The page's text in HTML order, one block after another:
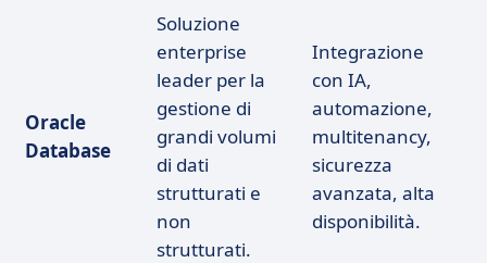
Oracle
Database
Soluzione
enterprise
leader per la
gestione di
grandi volumi
di dati
strutturati e
non
strutturati.
Integrazione
con IA,
automazione,
multitenancy,
sicurezza
avanzata, alta
disponibilità.